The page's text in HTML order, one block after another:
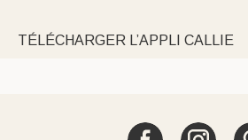
TÉLÉCHARGER L’APPLI CALLIE